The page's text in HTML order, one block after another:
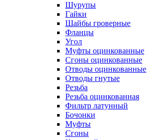
Шурупы
Гайки
Шайбы гроверные
Фланцы
Угол
Муфты оцинкованные
Сгоны оцинкованные
Отводы оцинкованные
Отводы гнутые
Резьба
Резьба оцинкованная
Фильтр латунный
Бочонки
Муфты
Сгоны